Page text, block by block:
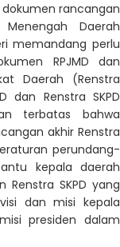
rancangan
Daerah
memandang perlu
RPJMD dan
Daerah (Renstra
dan Renstra SKPD
terbatas bahwa
akhir Renstra
perundang-
kepala daerah
Renstra SKPD yang
dan misi kepala
presiden dalam